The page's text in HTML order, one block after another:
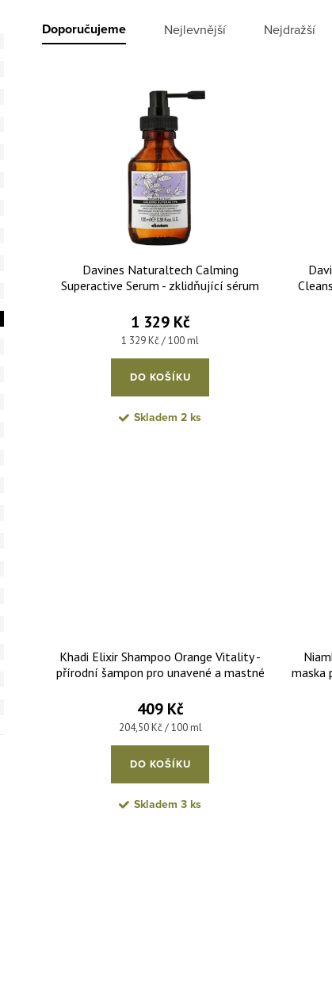
Řazení produktů
Doporučujeme Nejlevnější Nejdražší
Výpis produktů
Davines Naturaltech Calming
Superactive Serum - zklidňující sérum
1 329 Kč
Měrná cena:
1 329 Kč / 100 ml
DO KOŠÍKU
Skladem2 ks
Khadi Elixir Shampoo Orange Vitality -
přírodní šampon pro unavené a mastné
409 Kč
Měrná cena:
204,50 Kč / 100 ml
DO KOŠÍKU
Skladem3 ks
maska